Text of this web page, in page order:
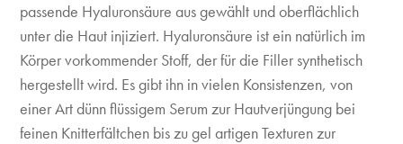
passende Hyaluronsäure aus­ gewählt und oberflächlich
unter die Haut injiziert. Hyaluronsäure ist ein natürlich im
Körper vorkommender Stoff, der für die Filler synthetisch
hergestellt wird. Es gibt ihn in vielen Konsistenzen, von
einer Art dünn­ flüssigem Serum zur Hautverjüngung bei
feinen Knitterfältchen bis zu gel­ artigen Texturen zur